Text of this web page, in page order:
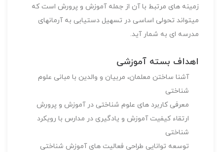
زمینه های مرتبط با آن از جمله آموزش و پرورش است که
میتواند تحولی اساسی در تسهیل دستیابی به آرمانهای
مدرسه ای به شمار آید.
اهداف بسته آموزشی
آشنا ساختن معلمان، مربیان و والدین با مبانی علوم
شناختی
معرفی کاربرد های علوم شناختی در آموزش و پرورش
ارتقاء کیفیت آموزش و یادگیری در مدارس با رویکرد
شناختی
توسعه توانایی طراحی فعالیت های آموزش شناختی